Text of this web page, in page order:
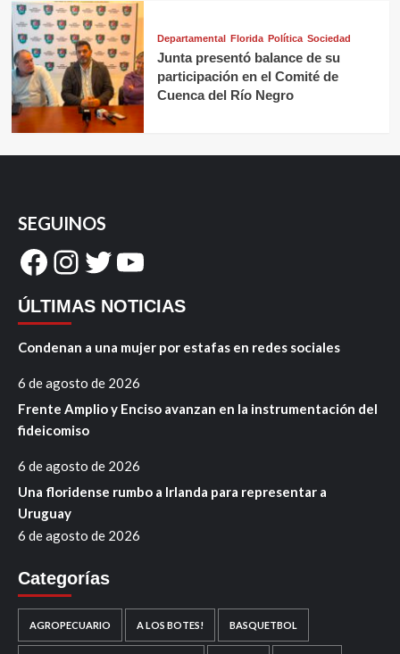
Departamental Florida Política Sociedad
Junta presentó balance de su
participación en el Comité de
Cuenca del Río Negro
SEGUINOS
Facebook
Instagram
Twitter
YouTube
ÚLTIMAS NOTICIAS
Condenan a una mujer por estafas en redes sociales
6 de agosto de 2026
Frente Amplio y Enciso avanzan en la instrumentación del
fideicomiso
6 de agosto de 2026
Una floridense rumbo a Irlanda para representar a
Uruguay
6 de agosto de 2026
Categorías
AGROPECUARIO A LOS BOTES! BASQUETBOL